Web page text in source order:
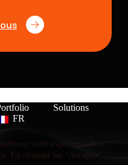
votre expérience de
En cliquant sur "Accepter",
Solutions
FR